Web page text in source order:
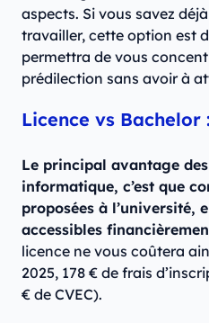
aspects. Si vous savez
travailler, cette option est
permettra de vous
prédilection sans avoir à
Licence vs Bachelor
Le principal avantage
informatique, c’est que
proposées à l’université,
accessibles
licence ne vous coûtera
2025, 178 € de frais
€ de CVEC).